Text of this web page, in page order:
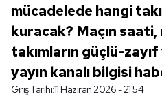
mücadelede hangi
kuracak? Maçın saati,
takımların güçlü-
yayın kanalı bilgisi
Giriş Tarihi:11 Haziran 2026 - 21:54